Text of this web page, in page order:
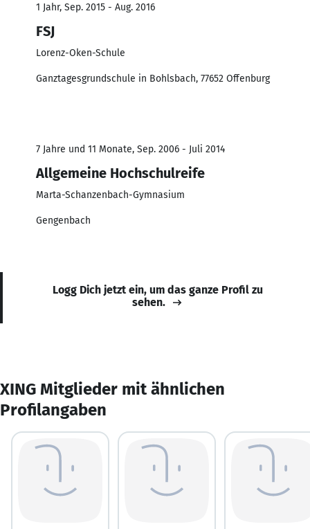
1 Jahr, Sep. 2015 - Aug. 2016
FSJ
Lorenz-Oken-Schule
Ganztagesgrundschule in Bohlsbach, 77652 Offenburg
7 Jahre und 11 Monate, Sep. 2006 - Juli 2014
Allgemeine Hochschulreife
Marta-Schanzenbach-Gymnasium
Gengenbach
Logg Dich jetzt ein, um das ganze Profil zu
sehen.
XING Mitglieder mit ähnlichen
Profilangaben